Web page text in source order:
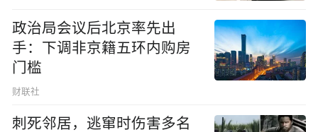
政治局会议后北京率先出
手：下调非京籍五环内购房
门槛
财联社
刺死邻居，逃窜时伤害多名